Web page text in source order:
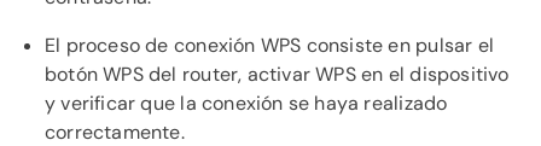
El proceso de conexión WPS consiste en pulsar el
botón WPS del router, activar WPS en el dispositivo
y verificar que la conexión se haya realizado
correctamente.